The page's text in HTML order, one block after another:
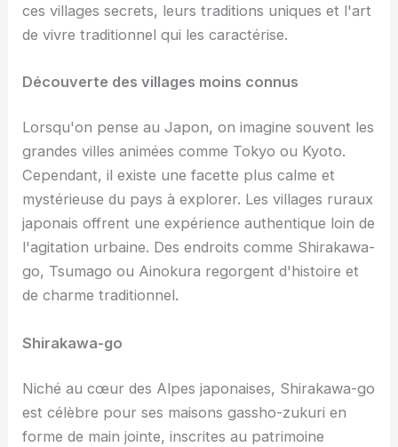
ces villages secrets, leurs traditions uniques et l'art
de vivre traditionnel qui les caractérise.
Découverte des villages moins connus
Lorsqu'on pense au Japon, on imagine souvent les
grandes villes animées comme Tokyo ou Kyoto.
Cependant, il existe une facette plus calme et
mystérieuse du pays à explorer. Les villages ruraux
japonais offrent une expérience authentique loin de
l'agitation urbaine. Des endroits comme Shirakawa-
go, Tsumago ou Ainokura regorgent d'histoire et
de charme traditionnel.
Shirakawa-go
Niché au cœur des Alpes japonaises, Shirakawa-go
est célèbre pour ses maisons gassho-zukuri en
forme de main jointe, inscrites au patrimoine